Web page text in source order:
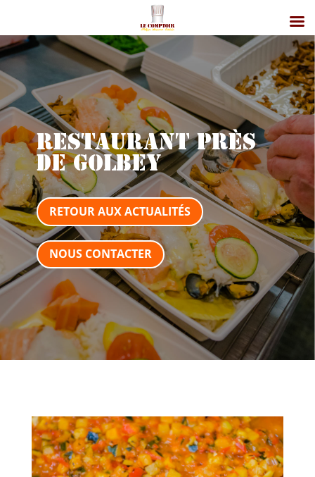
Restaurant près
de Golbey
RETOUR AUX ACTUALITÉS
NOUS CONTACTER